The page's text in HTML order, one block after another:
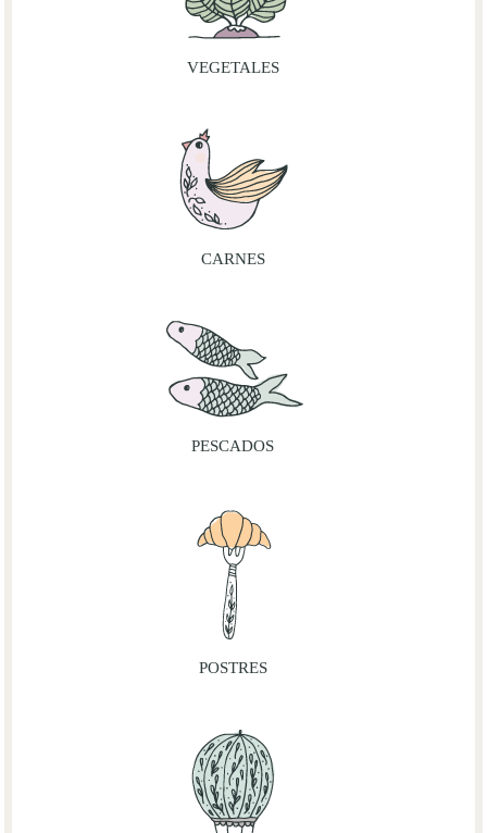
VEGETALES
CARNES
PESCADOS
POSTRES